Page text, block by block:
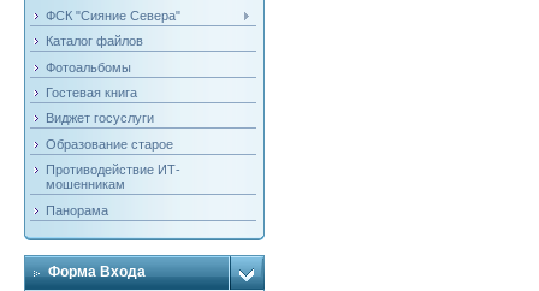
ФСК "Сияние Севера"
Каталог файлов
Фотоальбомы
Гостевая книга
Виджет госуслуги
Образование старое
Противодействие ИТ-
мошенникам
Панорама
Форма Входа